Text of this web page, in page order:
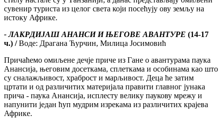
сувенир туриста из целог света који посећују ову земљу на
истоку Африке.
- ЛАКРДИЈАШ АНАНСИ И ЊЕГОВЕ АВАНТУРЕ (14-17
ч.) /Воде: Драгана Ћурчин, Милица Јосимовић
Причаћемо омиљене дечје приче из Гане о авантурама паука
Анансија, његовим досеткама, сплеткама и особинама као што
су сналажљивост, храброст и марљивост. Деца ће затим
цртати и од различитих материјала правити главног јунака
прича - паука Анансија, исплесту велику паукову мрежу и
напунити један ћуп мудрим изрекама из различитих крајева
Африке.